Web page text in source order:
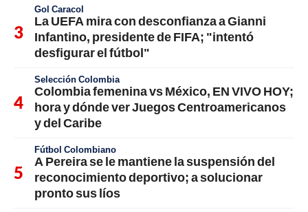
Gol Caracol
La UEFA mira con desconfianza a Gianni
Infantino, presidente de FIFA; "intentó
desfigurar el fútbol"
Selección Colombia
Colombia femenina vs México, EN VIVO HOY;
hora y dónde ver Juegos Centroamericanos
y del Caribe
Fútbol Colombiano
A Pereira se le mantiene la suspensión del
reconocimiento deportivo; a solucionar
pronto sus líos